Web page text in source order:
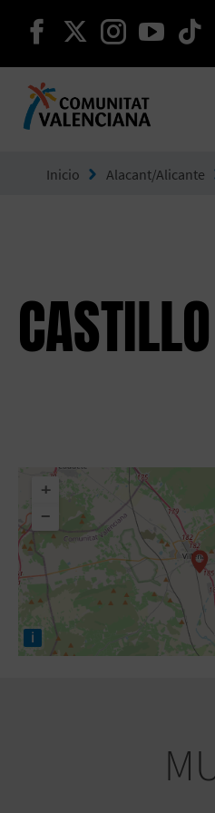
seguir en
seguir en
seguir
Inicio Alacant/Alicante
+
−
i